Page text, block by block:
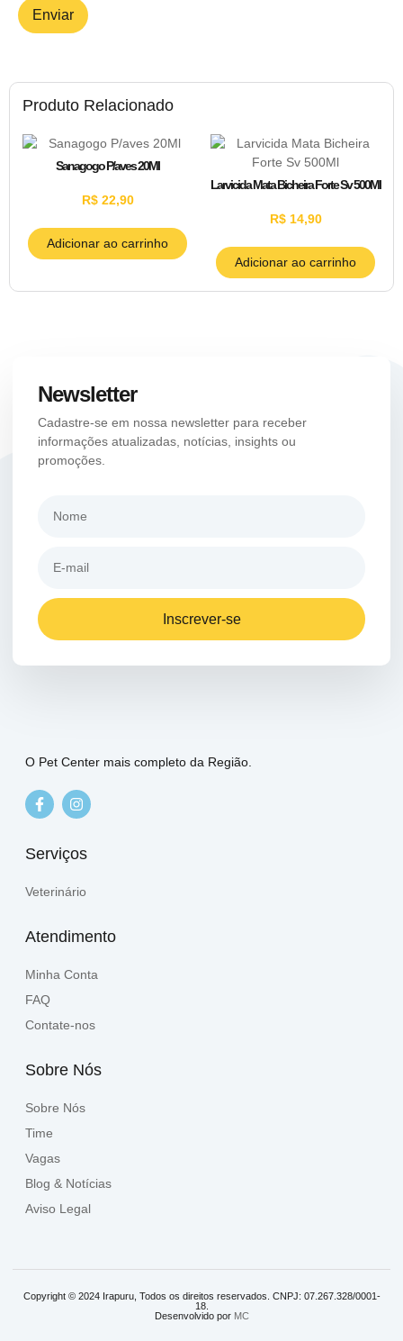
Produto Relacionado
Sanagogo P/aves 20Ml
R$22,90
Adicionar ao carrinho
Larvicida Mata Bicheira Forte Sv 500Ml
R$14,90
Adicionar ao carrinho
Newsletter
Cadastre-se em nossa newsletter para receber
informações atualizadas, notícias, insights ou
promoções.
Inscrever-se
O Pet Center mais completo da Região.
Serviços
Veterinário
Atendimento
Minha Conta
FAQ
Contate-nos
Sobre Nós
Sobre Nós
Time
Vagas
Blog & Notícias
Aviso Legal
Copyright © 2024 Irapuru, Todos os direitos reservados. CNPJ: 07.267.328/0001-
18.
Desenvolvido por MC